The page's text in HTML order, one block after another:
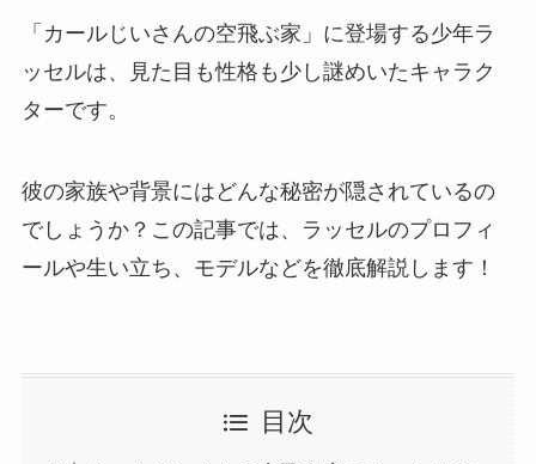
「カールじいさんの空飛ぶ家」に登場する少年ラ
ッセルは、見た目も性格も少し謎めいたキャラク
ターです。
彼の家族や背景にはどんな秘密が隠されているの
でしょうか？この記事では、ラッセルのプロフィ
ールや生い立ち、モデルなどを徹底解説します！
目次